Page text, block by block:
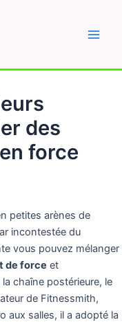
des
force
petites arènes de
incontestée du
vous pouvez mélanger
de force et
chaîne postérieure, le
de Fitnessmith,
aux salles, il a adopté la